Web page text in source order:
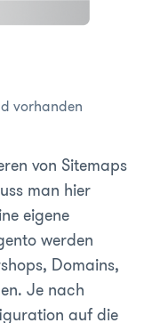
vorhanden
von Sitemaps
man hier
eigene
werden
Domains,
Je nach
auf die